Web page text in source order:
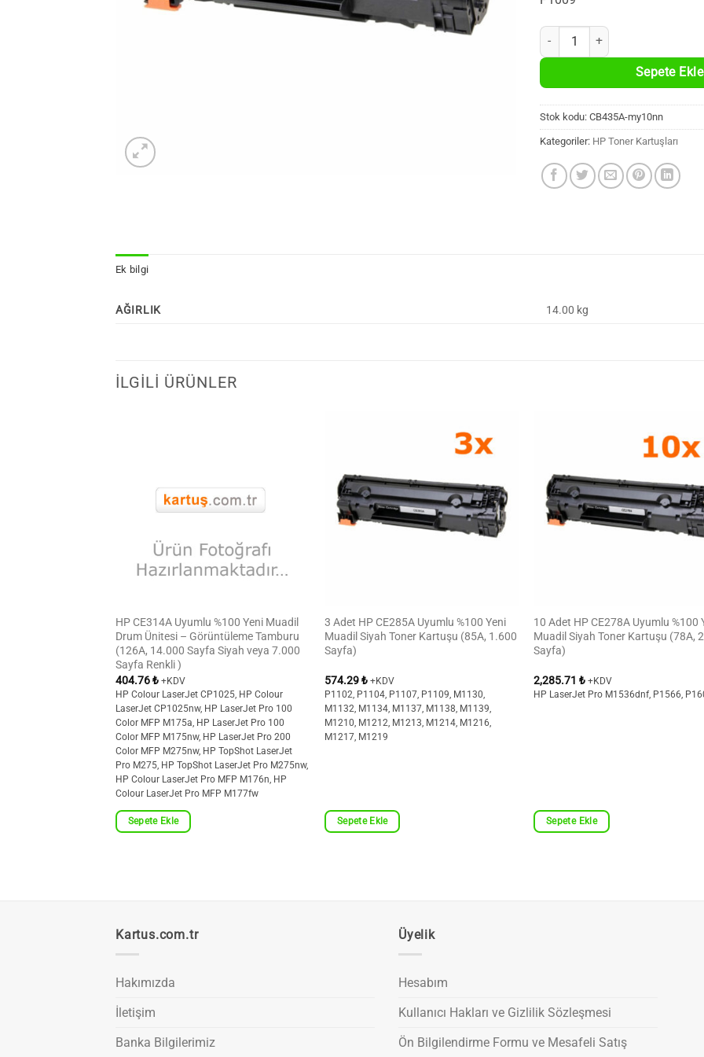
10 Adet HP CB435A Uyumlu
Sepete Ekle
Stok kodu: CB435A-my10nn
Kategoriler: HP Toner Kartuşları
Ek bilgi
AĞIRLIK 14.00 kg
İLGILI ÜRÜNLER
HP CE314A Uyumlu %100 Yeni Muadil
Drum Ünitesi – Görüntüleme Tamburu
(126A, 14.000 Sayfa Siyah veya 7.000
Sayfa Renkli )
404.76₺ +KDV
HP Colour LaserJet CP1025, HP Colour
LaserJet CP1025nw, HP LaserJet Pro 100
Color MFP M175a, HP LaserJet Pro 100
Color MFP M175nw, HP LaserJet Pro 200
Color MFP M275nw, HP TopShot LaserJet
Pro M275, HP TopShot LaserJet Pro M275nw,
HP Colour LaserJet Pro MFP M176n, HP
Colour LaserJet Pro MFP M177fw
Sepete Ekle
3 Adet HP CE285A Uyumlu %100 Yeni
Muadil Siyah Toner Kartuşu (85A, 1.600
Sayfa)
574.29₺ +KDV
P1102, P1104, P1107, P1109, M1130,
M1132, M1134, M1137, M1138, M1139,
M1210, M1212, M1213, M1214, M1216,
M1217, M1219
Sepete Ekle
10 Adet HP CE278A Uyumlu %100
Muadil Siyah Toner Kartuşu (78A,
Sayfa)
2,285.71₺ +KDV
HP LaserJet Pro M1536dnf, P1566,
Sepete Ekle
Kartus.com.tr
Hakımızda
İletişim
Banka Bilgilerimiz
Üyelik
Hesabım
Kullanıcı Hakları ve Gizlilik Sözleşmesi
Ön Bilgilendirme Formu ve Mesafeli Satış